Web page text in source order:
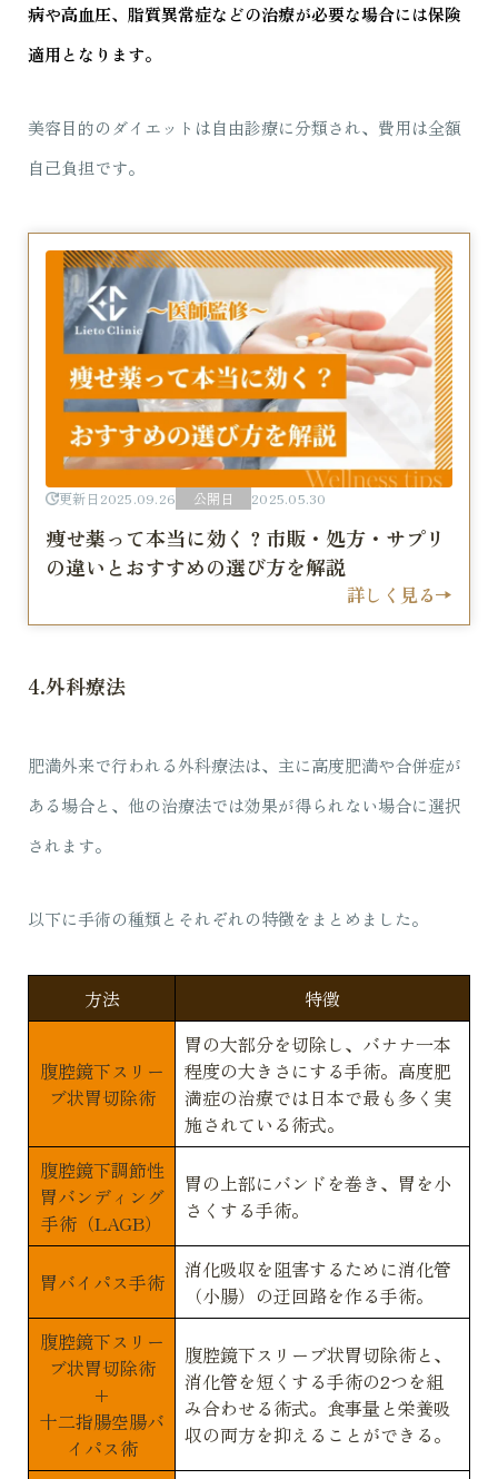
病や高血圧、脂質異常症などの治療が必要な場合には保険
適用となります。
美容目的のダイエットは自由診療に分類され、費用は全額
自己負担です。
更新日 2025.09.26 公開日 2025.05.30
痩せ薬って本当に効く？市販・処方・サプリ
の違いとおすすめの選び方を解説
詳しく見る
4.外科療法
肥満外来で行われる外科療法は、主に高度肥満や合併症が
ある場合と、他の治療法では効果が得られない場合に選択
されます。
以下に手術の種類とそれぞれの特徴をまとめました。
方法 特徴
腹腔鏡下スリー
ブ状胃切除術
胃の大部分を切除し、バナナ一本
程度の大きさにする手術。高度肥
満症の治療では日本で最も多く実
施されている術式。
腹腔鏡下調節性
胃バンディング
手術（LAGB）
胃の上部にバンドを巻き、胃を小
さくする手術。
胃バイパス手術
消化吸収を阻害するために消化管
（小腸）の迂回路を作る手術。
腹腔鏡下スリー
ブ状胃切除術
+
十二指腸空腸バ
イパス術
腹腔鏡下スリーブ状胃切除術と、
消化管を短くする手術の2つを組
み合わせる術式。食事量と栄養吸
収の両方を抑えることができる。